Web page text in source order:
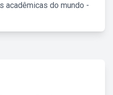
acadêmicas do mundo -